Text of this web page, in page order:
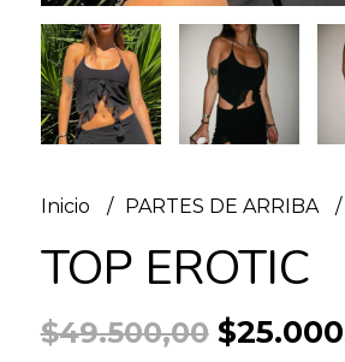
Inicio PARTES DE ARRIBA
TOP EROTIC
$49.500,00